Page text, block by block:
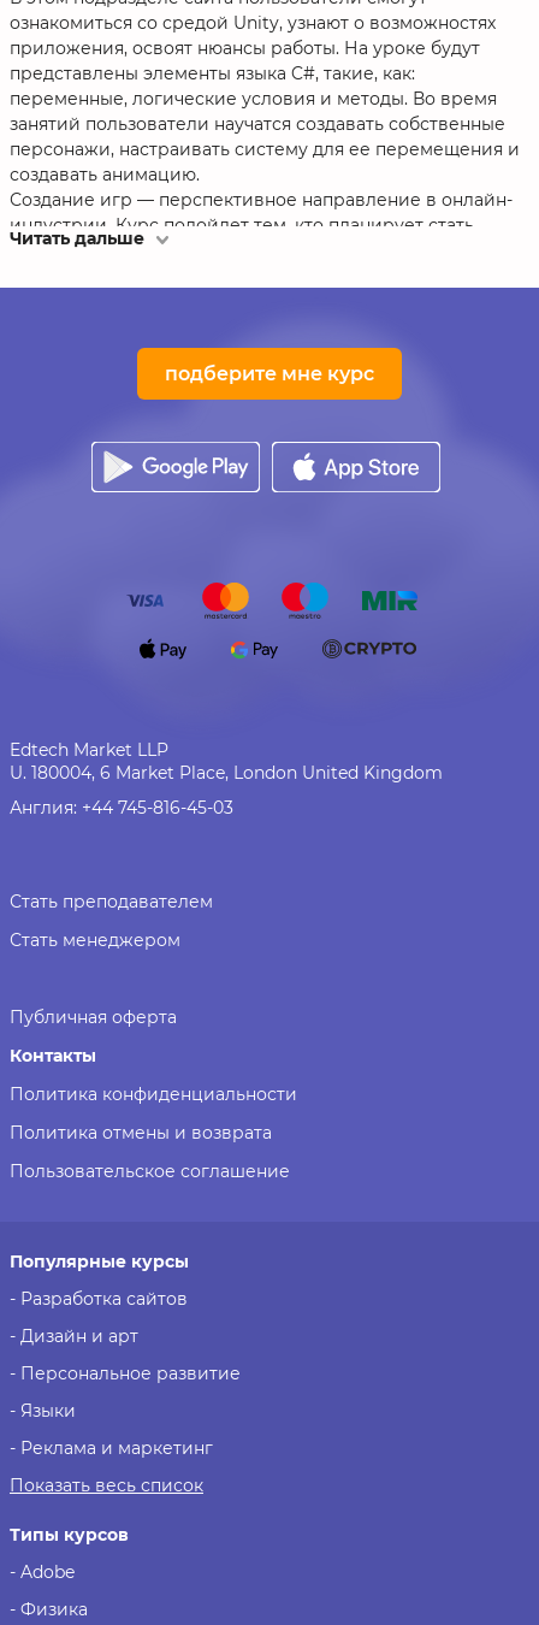
ознакомиться со средой Unity, узнают о возможностях
приложения, освоят нюансы работы. На уроке будут
представлены элементы языка C#, такие, как:
переменные, логические условия и методы. Во время
занятий пользователи научатся создавать собственные
персонажи, настраивать систему для ее перемещения и
создавать анимацию.
Создание игр — перспективное направление в онлайн-
индустрии. Курс подойдет тем, кто планирует стать
разработчиком игр.
хотят научиться создавать игры с использованием языка
C#. Программа Unity — универсальная среда для
создания мощных компьютерных игр (как 2D и 3D).
удобном варианте. Это не вебинары, а полноценное
обучение. Каждый пользователь сможет выбрать формат
вопрос и подскажет, где ошибка и как ее исправить.
Зарегистрируйтесь на сайте. Сразу же после этого мы
Читать дальше
подберите мне курс
Edtech Market LLP
U. 180004, 6 Market Place, London United Kingdom
Англия: +44 745-816-45-03
Публичная оферта
Контакты
Политика конфиденциальности
Политика отмены и возврата
Пользовательское соглашение
Стать преподавателем
Стать менеджером
Популярные курсы
- Разработка сайтов
- Дизайн и арт
- Персональное развитие
- Языки
- Реклама и маркетинг
Показать весь список
Типы курсов
- Adobe
- Физика